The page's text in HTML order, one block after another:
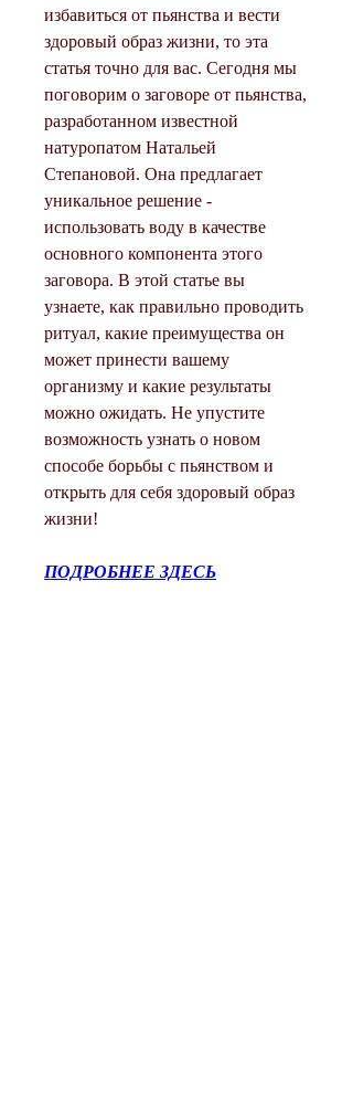
избавиться от пьянства и вести
здоровый образ жизни, то эта
статья точно для вас. Сегодня мы
поговорим о заговоре от пьянства,
разработанном известной
натуропатом Натальей
Степановой. Она предлагает
уникальное решение -
использовать воду в качестве
основного компонента этого
заговора. В этой статье вы
узнаете, как правильно проводить
ритуал, какие преимущества он
может принести вашему
организму и какие результаты
можно ожидать. Не упустите
возможность узнать о новом
способе борьбы с пьянством и
открыть для себя здоровый образ
жизни!
ПОДРОБНЕЕ ЗДЕСЬ